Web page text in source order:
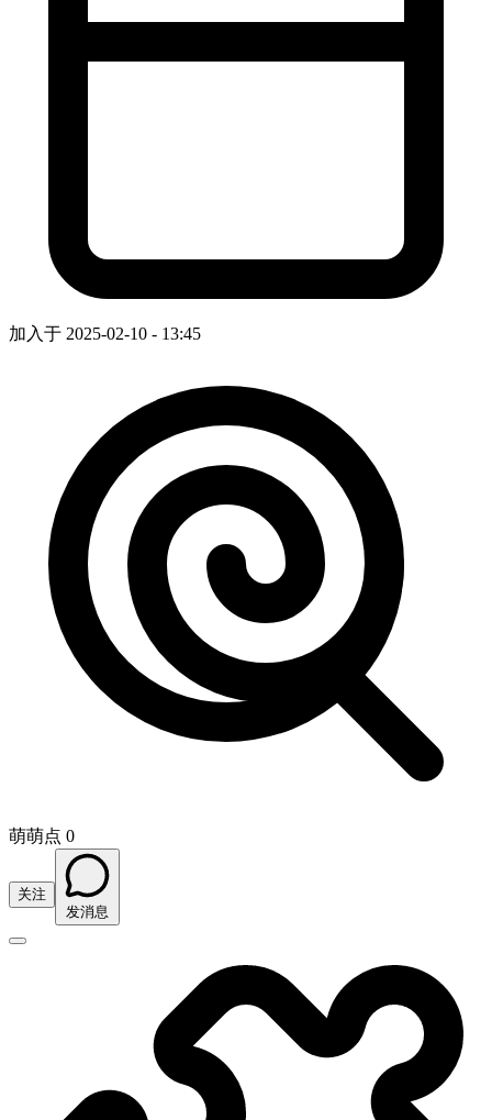
加入于 2025-02-10 - 13:45
萌萌点 0
关注
发消息